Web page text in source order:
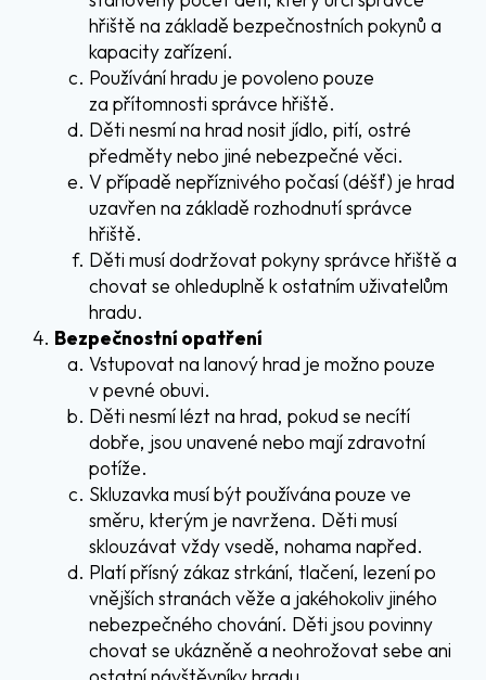
hřiště na základě bezpečnostních pokynů a
kapacity zařízení.
Používání hradu je povoleno pouze
za přítomnosti správce hřiště.
Děti nesmí na hrad nosit jídlo, pití, ostré
předměty nebo jiné nebezpečné věci.
V případě nepříznivého počasí (déšť) je hrad
uzavřen na základě rozhodnutí správce
hřiště.
Děti musí dodržovat pokyny správce hřiště a
chovat se ohleduplně k ostatním uživatelům
hradu.
Bezpečnostní opatření
Vstupovat na lanový hrad je možno pouze
v pevné obuvi.
Děti nesmí lézt na hrad, pokud se necítí
dobře, jsou unavené nebo mají zdravotní
potíže.
Skluzavka musí být používána pouze ve
směru, kterým je navržena. Děti musí
sklouzávat vždy vsedě, nohama napřed.
Platí přísný zákaz strkání, tlačení, lezení po
vnějších stranách věže a jakéhokoliv jiného
nebezpečného chování. Děti jsou povinny
chovat se ukázněně a neohrožovat sebe ani